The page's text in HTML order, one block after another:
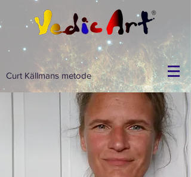
Curt Källmans metode